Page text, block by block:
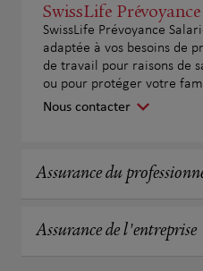
SwissLife
SwissLife Prévoyance
adaptée à vos besoins de
de travail pour raisons de
ou pour protéger votre
Nous contacter
Assurance du
Assurance de l'entreprise